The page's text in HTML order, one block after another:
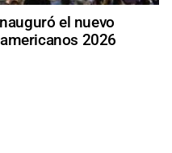
el nuevo
2026